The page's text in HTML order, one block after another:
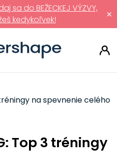
×
sa do BEŽECKEJ VÝZVY,
kedykoľvek!
tréningy na spevnenie celého
Top 3 tréningy